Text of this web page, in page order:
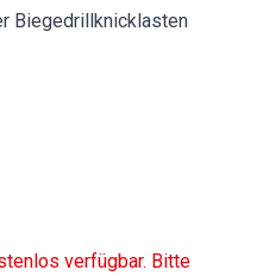
Biegedrillknicklasten
verfügbar. Bitte